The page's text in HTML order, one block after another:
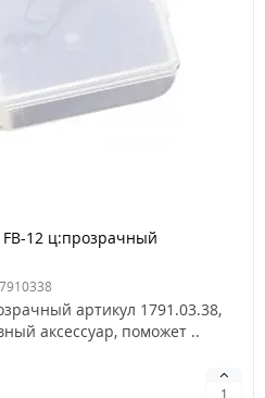
12 ц:прозрачный
артикул 1791.03.38,
аксессуар, поможет ..